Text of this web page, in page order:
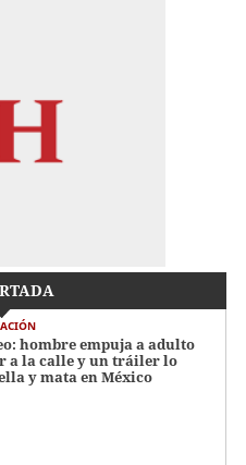
hombre empuja a adulto
a la calle y un tráiler lo
y mata en México